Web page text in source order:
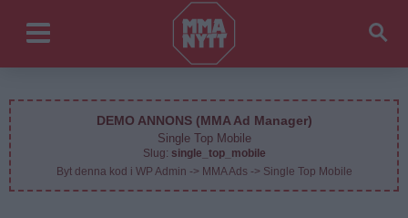
DEMO ANNONS (MMA Ad Manager)
Single Top Mobile
Slug: single_top_mobile
Byt denna kod i WP Admin -> MMA Ads -> Single Top Mobile